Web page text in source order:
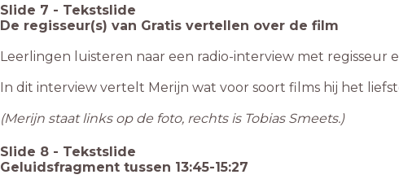
Slide 7 - Tekstslide
De regisseur(s) van Gratis vertellen over de film
Leerlingen luisteren naar een radio-interview met regisseur
In dit interview vertelt Merijn wat voor soort films hij het
(Merijn staat links op de foto, rechts is Tobias Smeets.)
Slide 8 - Tekstslide
Geluidsfragment tussen 13:45-15:27